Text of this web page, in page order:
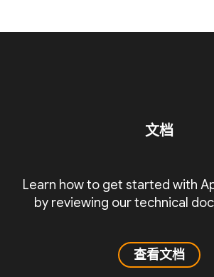
文档
Learn how to get started with
by reviewing our technical
查看文档